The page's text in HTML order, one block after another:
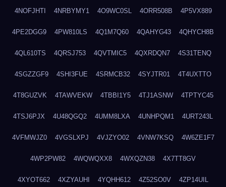
4NOFJHTI 4NRBYMY1 4O9WC0SL 4ORR508B 4P5VX889
4PE2DGG9 4PW810LS 4Q1M7Q60 4QAHYG43 4QHYCH8B
4QL610TS 4QRSJ753 4QVTMIC5 4QXRDQN7 4S31TENQ
4SGZZGF9 4SHI3FUE 4SRMCB32 4SYJTR01 4T4UXTTO
4T8GUZVK 4TAWVEKW 4TBBI1Y5 4TJ1ASNW 4TPTYC45
4TSJ6PJX 4U48QGQ2 4UMM8LXA 4UNHPQM1 4URT243L
4VFMWJZ0 4VGSLXPJ 4VJZYO02 4VNW7KSQ 4W6ZE1F7
4WP2PW82 4WQWQXX8 4WXQZN38 4X7TT8GV
4XYOT662 4XZYAUHI 4YQHH612 4Z52SO0V 4ZP14UIL